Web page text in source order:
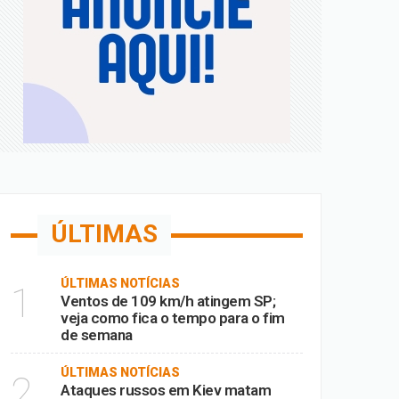
ÚLTIMAS
1 ÚLTIMAS NOTÍCIAS
Ventos de 109 km/h atingem SP;
veja como fica o tempo para o fim
de semana
ÚLTIMAS NOTÍCIAS
Ataques russos em Kiev matam